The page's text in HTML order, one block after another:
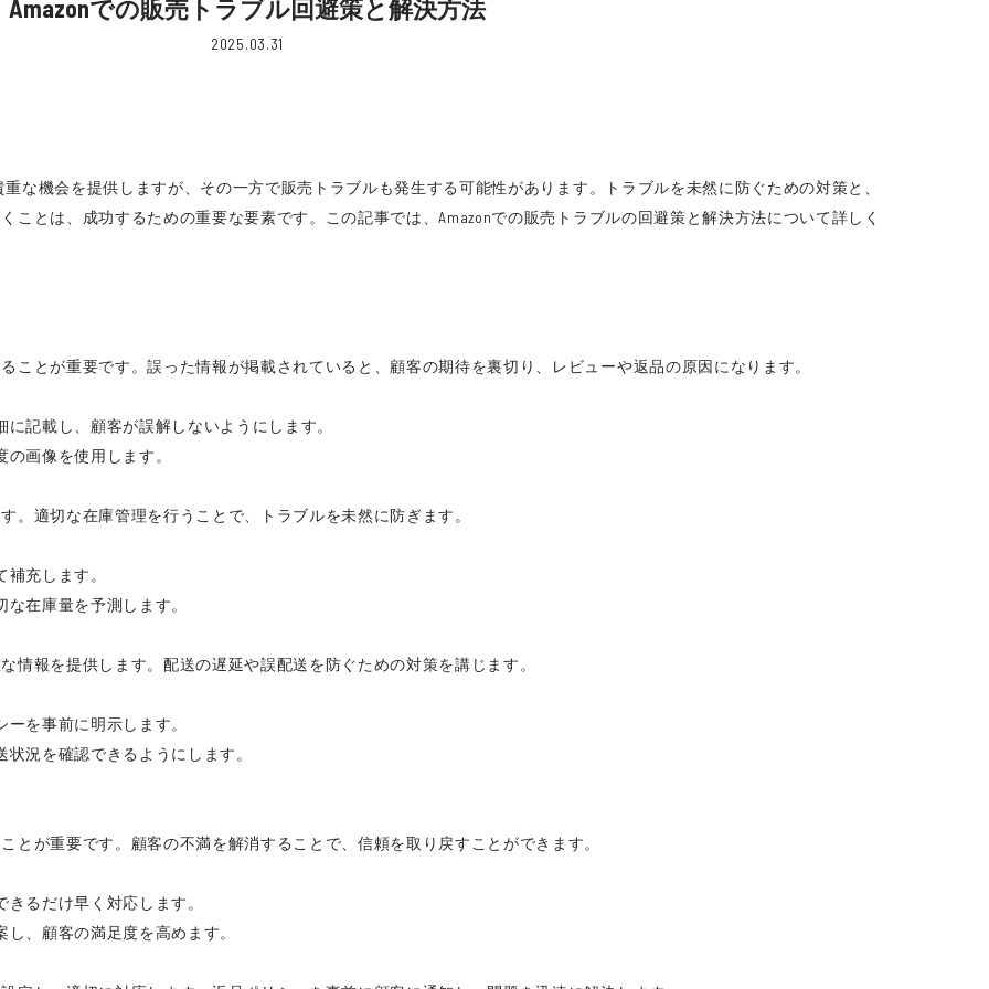
Amazonでの販売トラブル回避策と解決方法
2025.03.31
な機会を提供しますが、その一方で販売トラブルも発生する可能性があります。トラブルを未然に防ぐための対策と、
ことは、成功するための重要な要素です。この記事では、Amazonでの販売トラブルの回避策と解決方法について詳しく
ことが重要です。誤った情報が掲載されていると、顧客の期待を裏切り、レビューや返品の原因になります。
記載し、顧客が誤解しないようにします。
画像を使用します。
。適切な在庫管理を行うことで、トラブルを未然に防ぎます。
充します。
在庫量を予測します。
情報を提供します。配送の遅延や誤配送を防ぐための対策を講じます。
を事前に明示します。
況を確認できるようにします。
とが重要です。顧客の不満を解消することで、信頼を取り戻すことができます。
るだけ早く対応します。
、顧客の満足度を高めます。